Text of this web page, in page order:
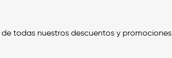
todas nuestros descuentos y promociones